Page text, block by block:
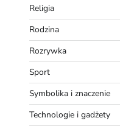
Religia
Rodzina
Rozrywka
Sport
Symbolika i znaczenie
Technologie i gadżety